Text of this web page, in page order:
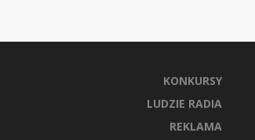
KONKURSY
LUDZIE RADIA
REKLAMA